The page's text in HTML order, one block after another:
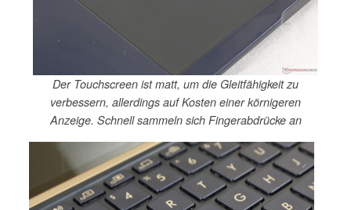
Der Touchscreen ist matt, um die Gleitfähigkeit zu
verbessern, allerdings auf Kosten einer körnigeren
Anzeige. Schnell sammeln sich Fingerabdrücke an